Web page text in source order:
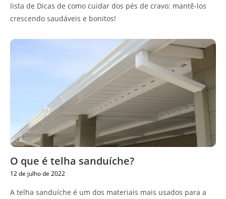
lista de Dicas de como cuidar dos pés de cravo: mantê-los
crescendo saudáveis e bonitos!
O que é telha sanduíche?
12 de julho de 2022
A telha sanduíche é um dos materiais mais usados para a